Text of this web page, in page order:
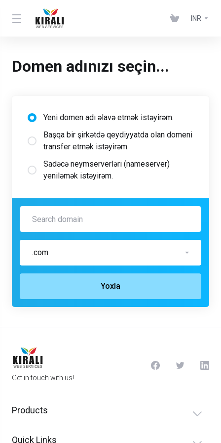
INR
Domen adınızı seçin...
Yeni domen adı əlavə etmək istəyirəm.
Başqa bir şirkətdə qeydiyyatda olan domeni
transfer etmək istəyirəm.
Sadəcə neymserverləri (nameserver)
yeniləmək istəyirəm.
.com
Yoxla
Get in touch with us!
Products
Quick Links